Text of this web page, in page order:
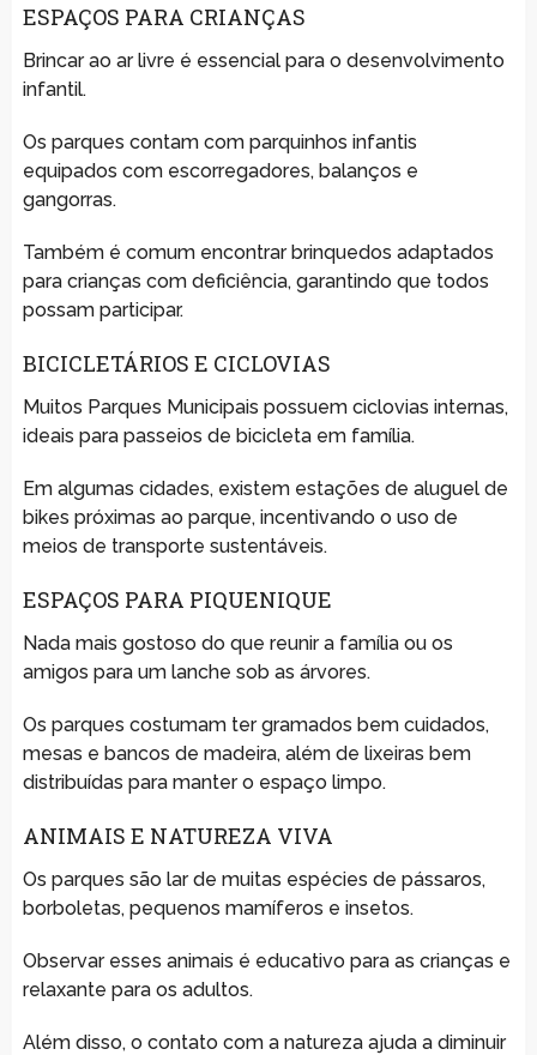
ESPAÇOS PARA CRIANÇAS
Brincar ao ar livre é essencial para o desenvolvimento
infantil.
Os parques contam com parquinhos infantis
equipados com escorregadores, balanços e
gangorras.
Também é comum encontrar brinquedos adaptados
para crianças com deficiência, garantindo que todos
possam participar.
BICICLETÁRIOS E CICLOVIAS
Muitos Parques Municipais possuem ciclovias internas,
ideais para passeios de bicicleta em família.
Em algumas cidades, existem estações de aluguel de
bikes próximas ao parque, incentivando o uso de
meios de transporte sustentáveis.
ESPAÇOS PARA PIQUENIQUE
Nada mais gostoso do que reunir a família ou os
amigos para um lanche sob as árvores.
Os parques costumam ter gramados bem cuidados,
mesas e bancos de madeira, além de lixeiras bem
distribuídas para manter o espaço limpo.
ANIMAIS E NATUREZA VIVA
Os parques são lar de muitas espécies de pássaros,
borboletas, pequenos mamíferos e insetos.
Observar esses animais é educativo para as crianças e
relaxante para os adultos.
Além disso, o contato com a natureza ajuda a diminuir